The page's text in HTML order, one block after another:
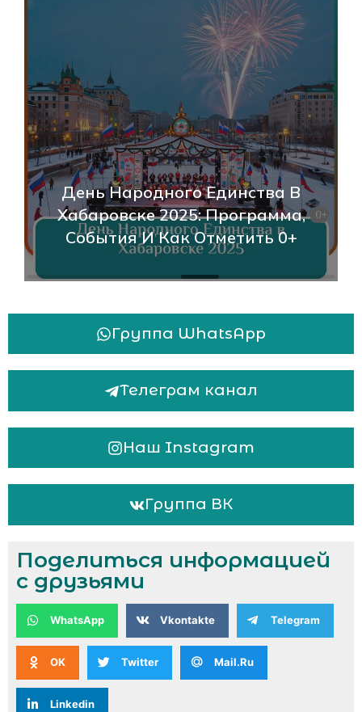
День Народного Единства В
Хабаровске 2025: Программа,
События И Как Отметить 0+
Группа WhatsApp
Телеграм канал
Наш Instagram
Группа ВК
Поделиться информацией
с друзьями
WhatsApp Vkontakte Telegram
OK Twitter Mail.Ru
Linkedin